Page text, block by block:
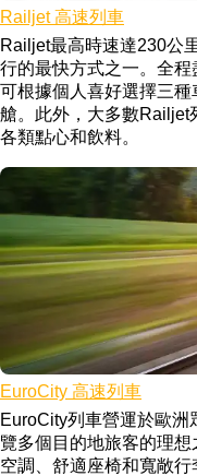
Railjet 高速列車
Railjet最高時速達230公
行的最快方式之一。全
可根據個人喜好選擇三
艙。此外，大多數Railjet
各類點心和飲料。
EuroCity 高速列車
EuroCity列車營運於歐
覽多個目的地旅客的理
空調、舒適座椅和寬敞行